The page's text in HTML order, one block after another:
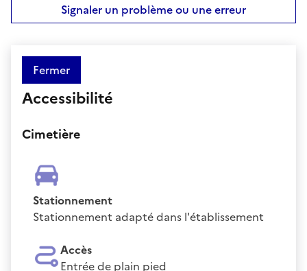
Signaler un problème ou une erreur
Fermer
Accessibilité
Cimetière
Stationnement
Stationnement adapté dans l'établissement
Accès
Entrée de plain pied